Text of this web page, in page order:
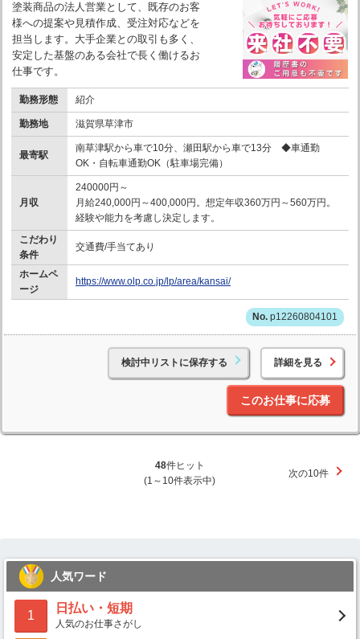
塗装商品の法人営業として、既存のお客
様への提案や見積作成、受注対応などを
担当します。大手企業との取引も多く、
安定した基盤のある会社で長く働けるお
仕事です。
勤務形態 紹介
勤務地 滋賀県草津市
最寄駅
南草津駅から車で10分、瀬田駅から車で13分 ◆車通勤
OK・自転車通勤OK（駐車場完備）
月収
240000円～
月給240,000円～400,000円。想定年収360万円～560万円。
経験や能力を考慮し決定します。
こだわり
条件
交通費/手当てあり
ホームペ
ージ
https://www.olp.co.jp/lp/area/kansai/
p12260804101
検討中リストに保存する 詳細を見る
このお仕事に応募
48件ヒット
(1～10件表示中)
次の10件
人気ワード
1
日払い・短期
人気のお仕事さがし